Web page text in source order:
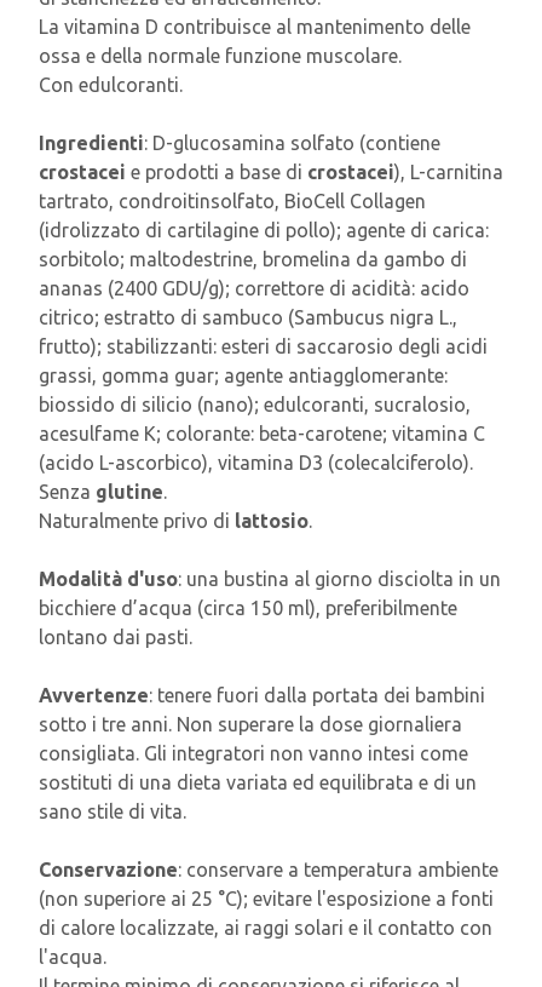
La vitamina D contribuisce al mantenimento delle
ossa e della normale funzione muscolare.
Con edulcoranti.
Ingredienti: D-glucosamina solfato (contiene
crostacei e prodotti a base di crostacei), L-carnitina
tartrato, condroitinsolfato, BioCell Collagen
(idrolizzato di cartilagine di pollo); agente di carica:
sorbitolo; maltodestrine, bromelina da gambo di
ananas (2400 GDU/g); correttore di acidità: acido
citrico; estratto di sambuco (Sambucus nigra L.,
frutto); stabilizzanti: esteri di saccarosio degli acidi
grassi, gomma guar; agente antiagglomerante:
biossido di silicio (nano); edulcoranti, sucralosio,
acesulfame K; colorante: beta-carotene; vitamina C
(acido L-ascorbico), vitamina D3 (colecalciferolo).
Senza glutine.
Naturalmente privo di lattosio.
Modalità d'uso: una bustina al giorno disciolta in un
bicchiere d’acqua (circa 150 ml), preferibilmente
lontano dai pasti.
Avvertenze: tenere fuori dalla portata dei bambini
sotto i tre anni. Non superare la dose giornaliera
consigliata. Gli integratori non vanno intesi come
sostituti di una dieta variata ed equilibrata e di un
sano stile di vita.
Conservazione: conservare a temperatura ambiente
(non superiore ai 25 °C); evitare l'esposizione a fonti
di calore localizzate, ai raggi solari e il contatto con
l'acqua.